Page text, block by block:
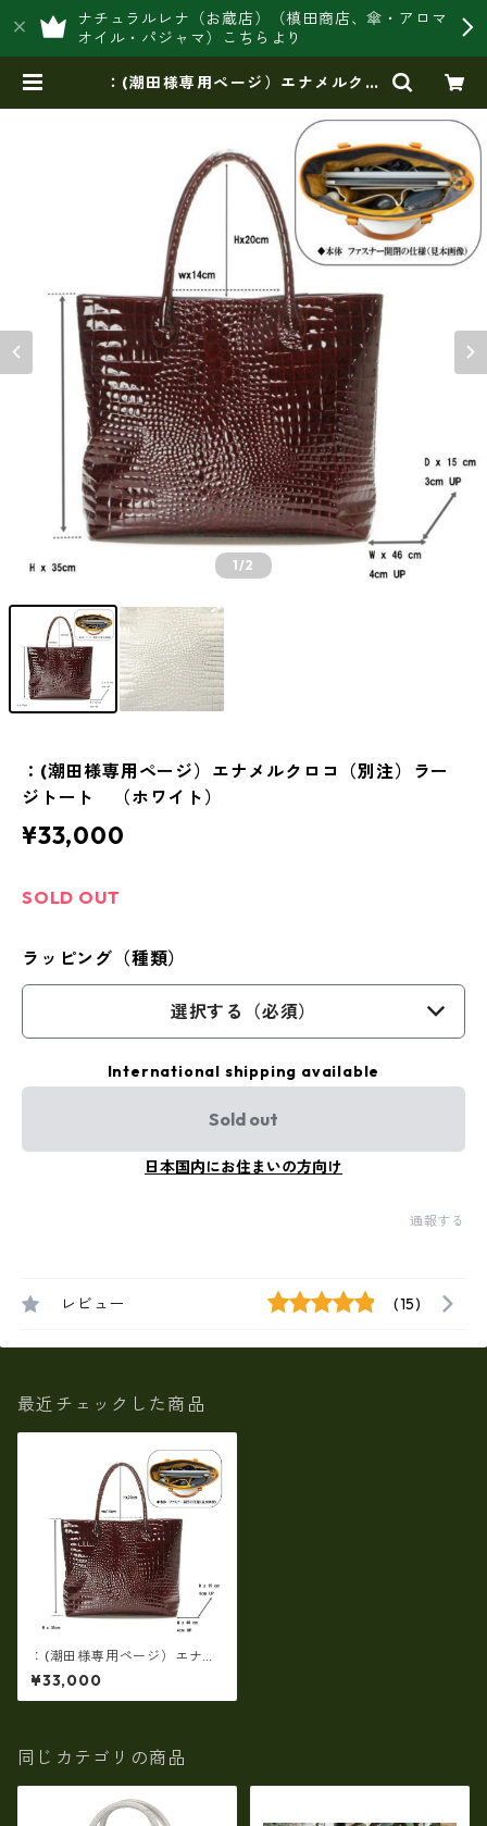
ナチュラルレナ（お蔵店）（槙田商店、傘・アロマ
オイル・パジャマ）こちらより
：(潮田様専用ページ）エナメルクロ
ト） | 豊岡製オリジナルバッグ製造
販売【日本製・バッグ財布 専門
店】レナ ジャパンメイド ショッ
プ
1/2
：(潮田様専用ページ）エナメルクロコ（別注）ラー
ジトート （ホワイト）
¥33,000
SOLD OUT
ラッピング（種類）
選択する（必須）
International shipping available
Sold out
日本国内にお住まいの方向け
通報する
レビュー (15)
最近チェックした商品
：(潮田様専用ページ）エナメ
ルクロコ（別注）ラージトー
ト （ホワイト）
¥33,000
同じカテゴリの商品